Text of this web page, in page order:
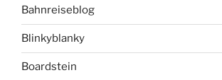
Bahnreiseblog
Blinkyblanky
Boardstein